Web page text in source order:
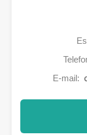
E-mail: